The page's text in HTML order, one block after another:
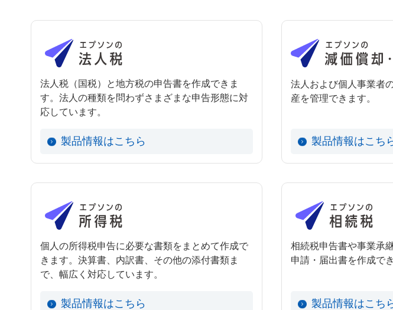
法人税（国税）と地方税の申告書を作成できま
す。法人の種類を問わずさまざまな申告形態に対
応しています。
製品情報はこちら
法人および個人事業者
産を管理できます。
製品情報はこち
個人の所得税申告に必要な書類をまとめて作成で
きます。決算書、内訳書、その他の添付書類ま
で、幅広く対応しています。
製品情報はこちら
相続税申告書や事業承
申請・届出書を作成で
製品情報はこち